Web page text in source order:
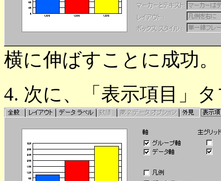
横に伸ばすことに成功。
4. 次に、「表示項目」